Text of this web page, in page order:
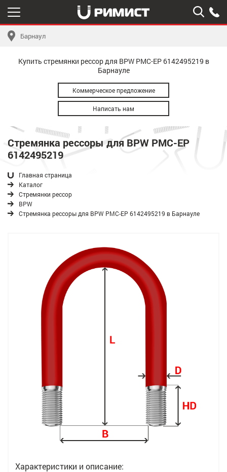
Барнаул
Купить стремянки рессор для BPW РМС-EP 6142495219 в
Барнауле
Коммерческое предложение
Написать нам
Стремянка рессоры для BPW РМС-EP
6142495219
Главная страница
Каталог
Стремянки рессор
BPW
Стремянка рессоры для BPW РМС-EP 6142495219 в Барнауле
Характеристики и описание: